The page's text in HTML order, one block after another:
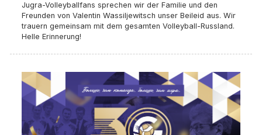
Jugra-Volleyballfans sprechen wir der Familie und den
Freunden von Valentin Wassiljewitsch unser Beileid aus. Wir
trauern gemeinsam mit dem gesamten Volleyball-Russland.
Helle Erinnerung!